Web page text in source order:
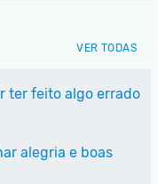
VER TODAS
ter feito algo errado
alegria e boas